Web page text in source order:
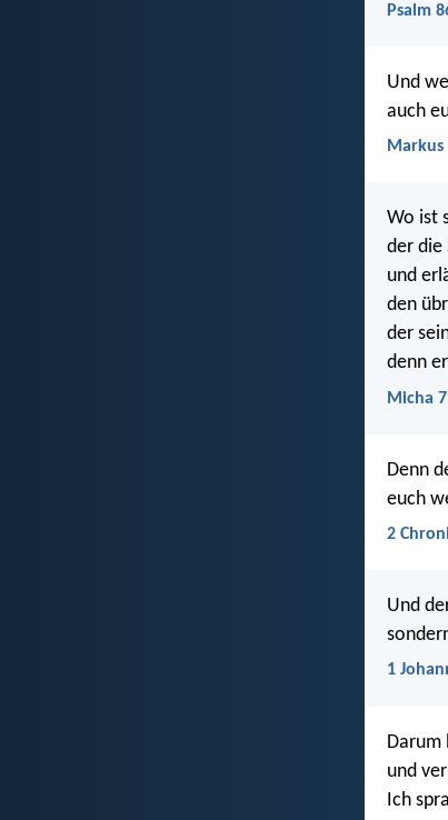
Psalm
Und
auch
Markus
Wo ist
der die
und
den
der
denn
Micha
Denn
euch
2
Und
1
Darum
und
Ich